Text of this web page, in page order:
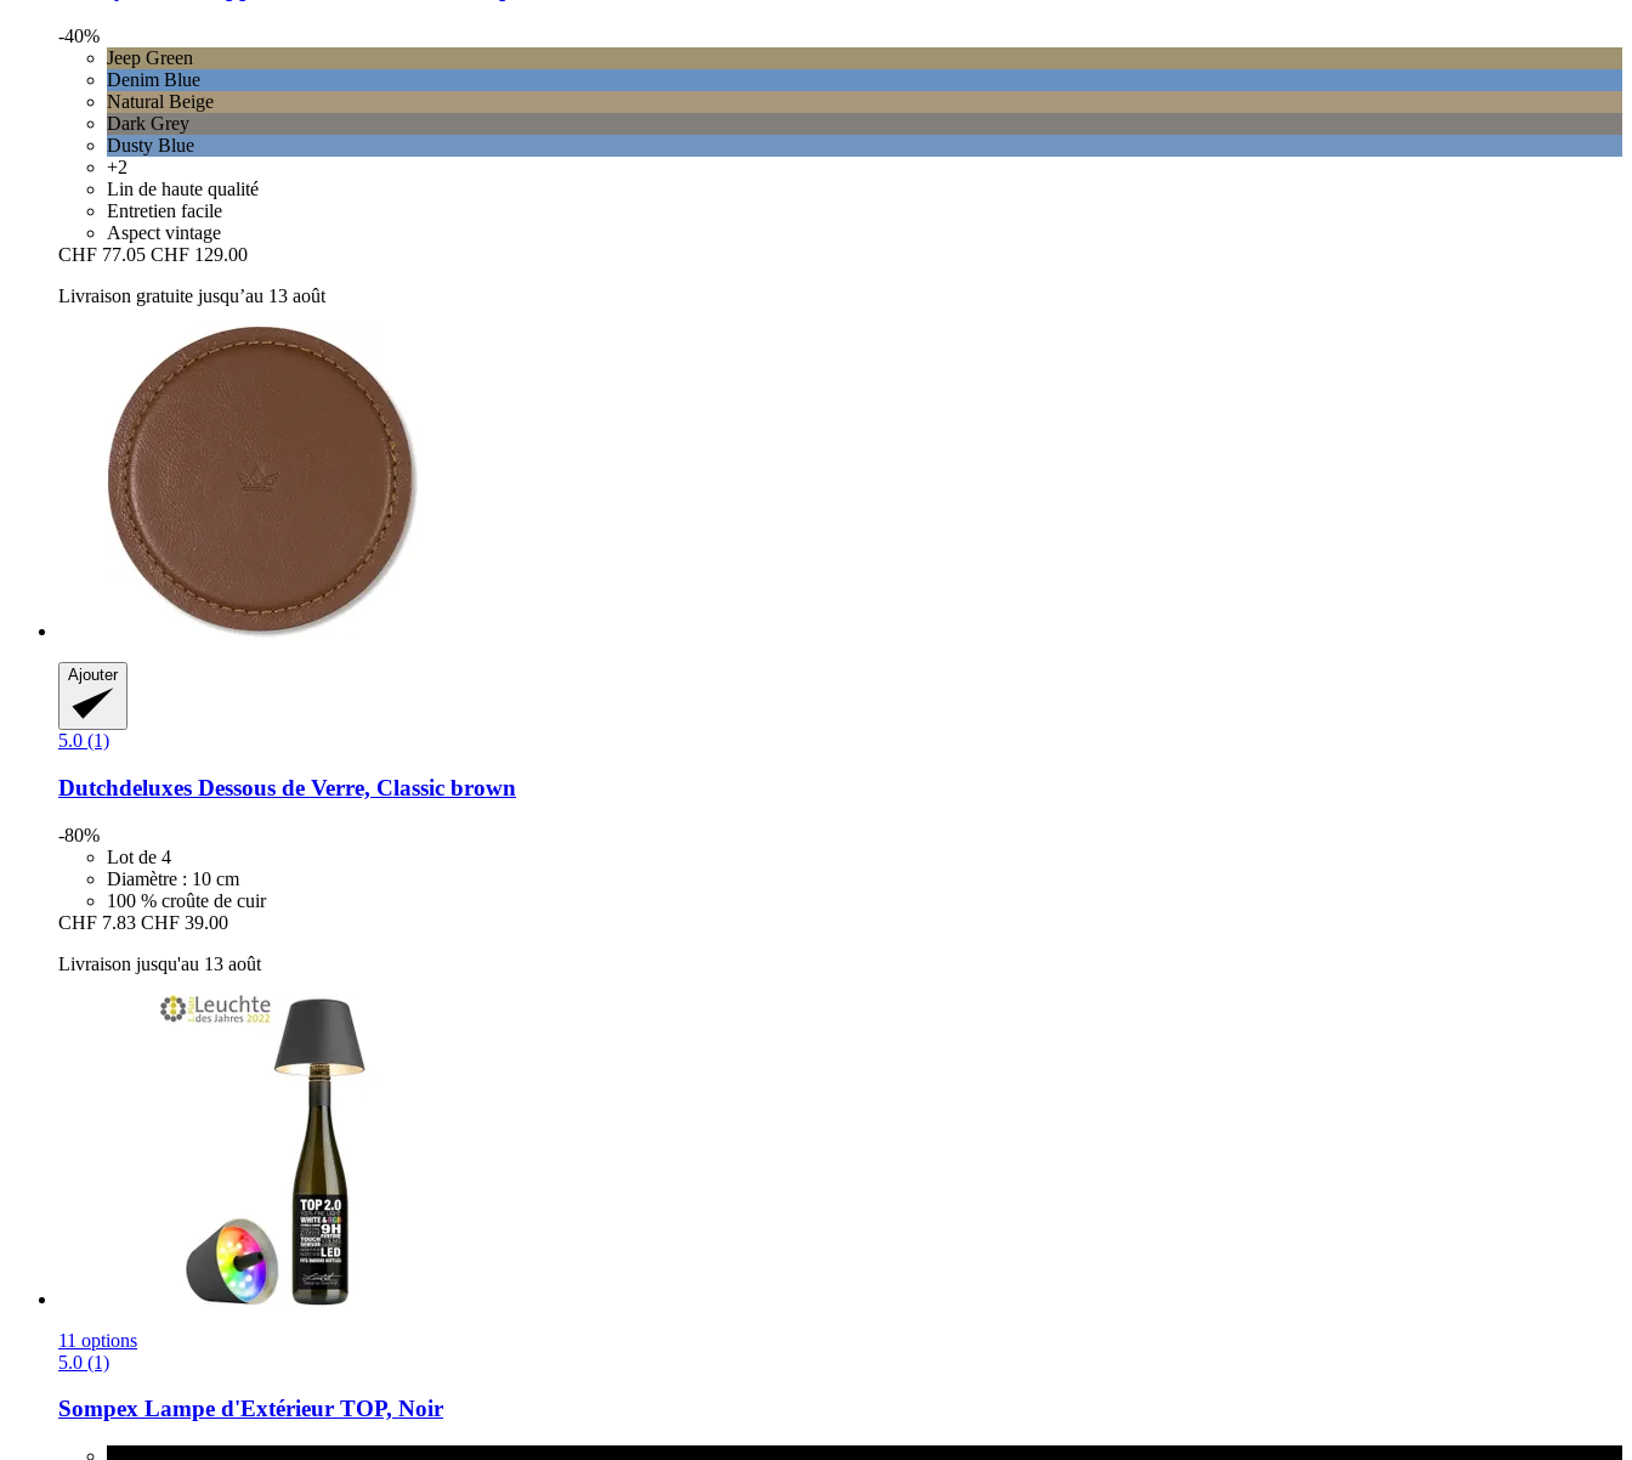
-40%
Jeep Green
Denim Blue
Natural Beige
Dark Grey
Dusty Blue
+2
Lin de haute qualité
Entretien facile
Aspect vintage
CHF 77.05 CHF 129.00
Livraison gratuite jusqu’au 13 août
Ajouter
5.0 (1)
Dutchdeluxes Dessous de Verre, Classic brown
-80%
Lot de 4
Diamètre : 10 cm
100 % croûte de cuir
CHF 7.83 CHF 39.00
Livraison jusqu'au 13 août
11 options
5.0 (1)
Sompex Lampe d'Extérieur TOP, Noir